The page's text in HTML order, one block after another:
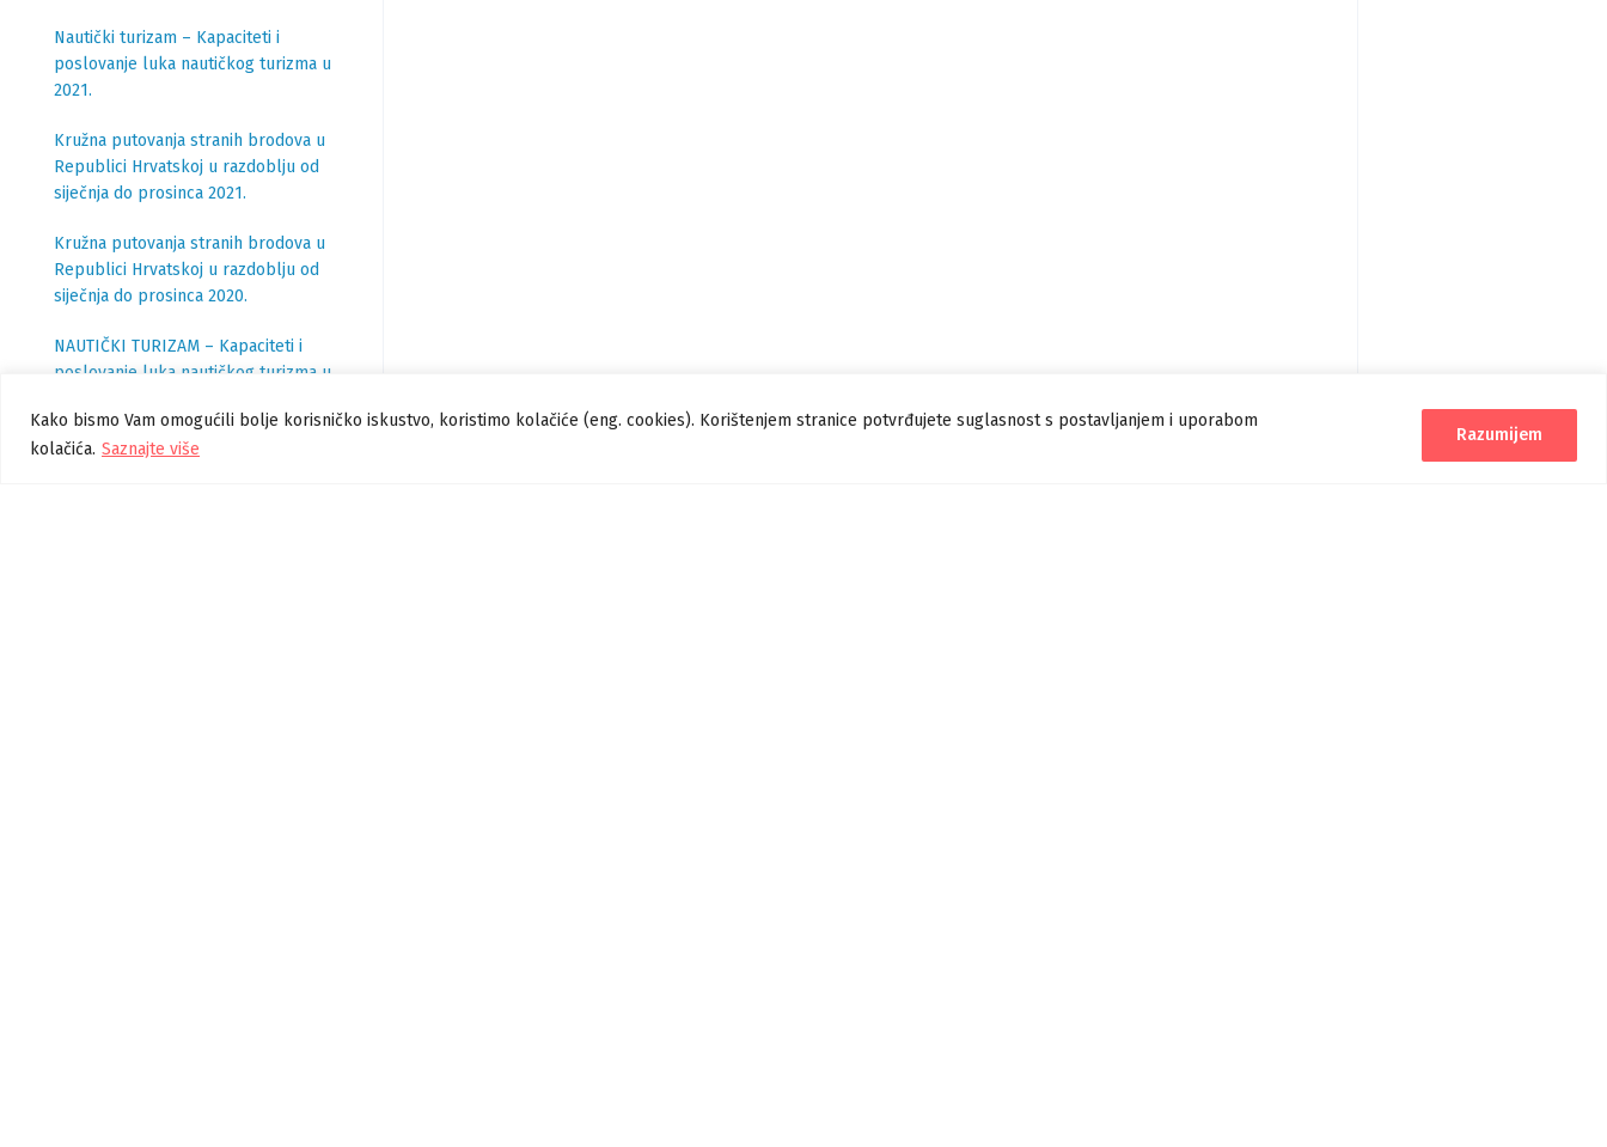
Kako bismo Vam omogućili bolje korisničko iskustvo, koristimo kolačiće (eng. cookies). Korištenjem stranice potvrđujete suglasnost s postavljanjem i uporabom
kolačića. Saznajte više
Razumijem
Nautički turizam – Kapaciteti i
poslovanje luka nautičkog turizma u
2021.
Kružna putovanja stranih brodova u
Republici Hrvatskoj u razdoblju od
siječnja do prosinca 2021.
Kružna putovanja stranih brodova u
Republici Hrvatskoj u razdoblju od
siječnja do prosinca 2020.
NAUTIČKI TURIZAM – Kapaciteti i
poslovanje luka nautičkog turizma u
Kružna putovanja stranih brodova u